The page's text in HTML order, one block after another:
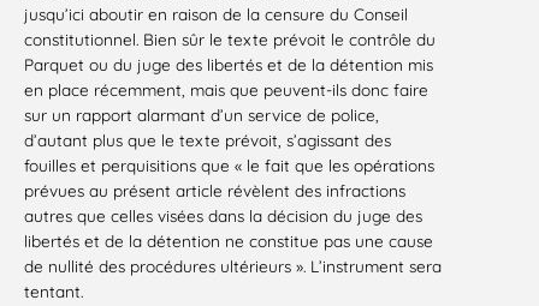
jusqu’ici aboutir en raison de la censure du Conseil
constitutionnel. Bien sûr le texte prévoit le contrôle du
Parquet ou du juge des libertés et de la détention mis
en place récemment, mais que peuvent-ils donc faire
sur un rapport alarmant d’un service de police,
d’autant plus que le texte prévoit, s’agissant des
fouilles et perquisitions que « le fait que les opérations
prévues au présent article révèlent des infractions
autres que celles visées dans la décision du juge des
libertés et de la détention ne constitue pas une cause
de nullité des procédures ultérieurs ». L’instrument sera
tentant.